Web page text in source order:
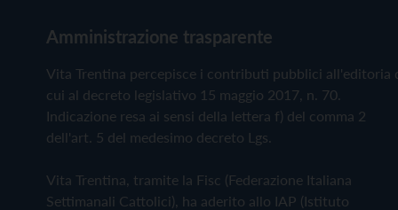
Amministrazione trasparente
Vita Trentina percepisce i contributi pubblici all'editoria
cui al decreto legislativo 15 maggio 2017, n. 70.
Indicazione resa ai sensi della lettera f) del comma 2
dell'art. 5 del medesimo decreto Lgs.
Vita Trentina, tramite la Fisc (Federazione Italiana
Settimanali Cattolici), ha aderito allo IAP (Istituto